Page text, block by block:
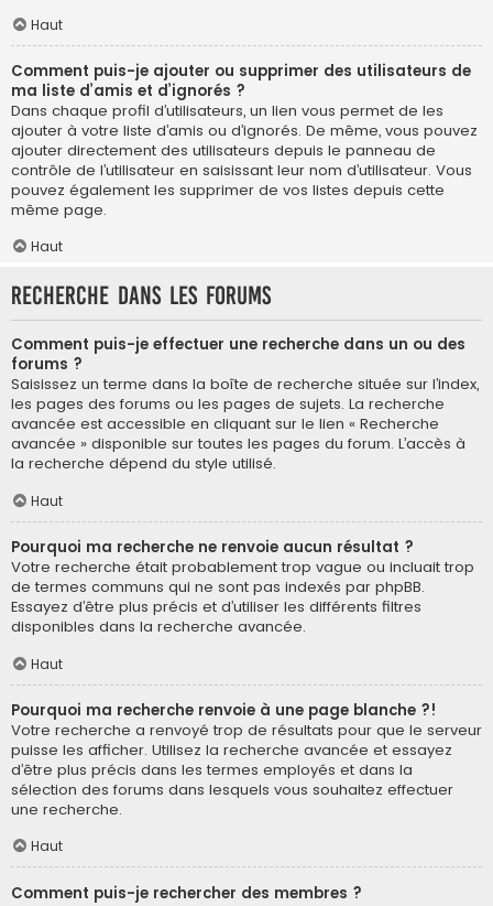
Haut
Comment puis-je ajouter ou supprimer des utilisateurs de
ma liste d’amis et d’ignorés ?
Dans chaque profil d’utilisateurs, un lien vous permet de les
ajouter à votre liste d’amis ou d’ignorés. De même, vous pouvez
ajouter directement des utilisateurs depuis le panneau de
contrôle de l’utilisateur en saisissant leur nom d’utilisateur. Vous
pouvez également les supprimer de vos listes depuis cette
même page.
Haut
Recherche dans les forums
Comment puis-je effectuer une recherche dans un ou des
forums ?
Saisissez un terme dans la boîte de recherche située sur l’index,
les pages des forums ou les pages de sujets. La recherche
avancée est accessible en cliquant sur le lien « Recherche
avancée » disponible sur toutes les pages du forum. L’accès à
la recherche dépend du style utilisé.
Haut
Pourquoi ma recherche ne renvoie aucun résultat ?
Votre recherche était probablement trop vague ou incluait trop
de termes communs qui ne sont pas indexés par phpBB.
Essayez d’être plus précis et d’utiliser les différents filtres
disponibles dans la recherche avancée.
Haut
Pourquoi ma recherche renvoie à une page blanche ?!
Votre recherche a renvoyé trop de résultats pour que le serveur
puisse les afficher. Utilisez la recherche avancée et essayez
d’être plus précis dans les termes employés et dans la
sélection des forums dans lesquels vous souhaitez effectuer
une recherche.
Haut
Comment puis-je rechercher des membres ?